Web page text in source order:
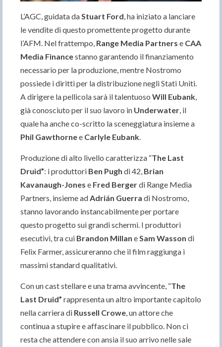
L’AGC, guidata daStuart Ford, ha iniziato a lanciare
le vendite di questo promettente progetto durante
l’AFM. Nel frattempo, Range Media Partners e CAA
Media Financestanno garantendo il finanziamento
necessario per la produzione, mentre Nostromo
possiede i diritti per la distribuzione negli Stati Uniti.
A dirigere la pellicola sarà il talentuoso Will Eubank,
già conosciuto per il suo lavoro in Underwater, il
quale ha anche co-scritto la sceneggiatura insieme a
Phil Gawthornee Carlyle Eubank.
Produzione di alto livello caratterizza “The Last
Druid”: i produttori Ben Pugh di 42, Brian
Kavanaugh-Jones e Fred Bergerdi Range Media
Partners, insieme adAdrián Guerra di Nostromo,
stanno lavorando instancabilmente per portare
questo progetto sui grandi schermi. I produttori
esecutivi, tra cui Brandon Millan eSam Wasson di
Felix Farmer, assicureranno che il film raggiunga i
massimi standard qualitativi.
Con un cast stellare e una trama avvincente, “The
Last Druid” rappresenta un altro importante capitolo
nella carriera di Russell Crowe, un attore che
continua a stupire e affascinare il pubblico. Non ci
resta che attendere con ansia il suo arrivo nelle sale